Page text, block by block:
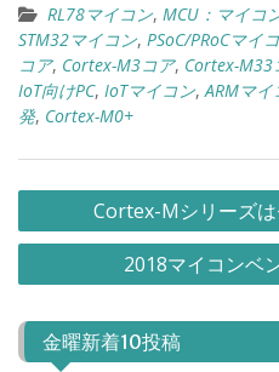
RL78マイコン, MCU：マイコ
STM32マイコン, PSoC/PRoCマイ
コア, Cortex-M3コア, Cortex-M33
IoT向けPC, IoTマイコン, ARMマイ
発, Cortex-M0+
稿
ナ
ビ
ゲ
Cortex-Mシリーズ
2018マイコンベ
金曜新着10投稿